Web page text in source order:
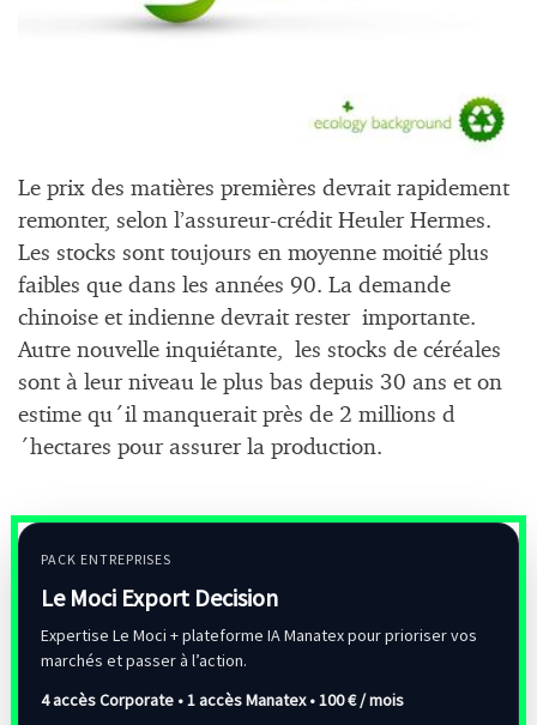
Le prix des matières premières devrait rapidement
remonter, selon l’assureur-crédit Heuler Hermes.
Les stocks sont toujours en moyenne moitié plus
faibles que dans les années 90. La demande
chinoise et indienne devrait rester importante.
Autre nouvelle inquiétante, les stocks de céréales
sont à leur niveau le plus bas depuis 30 ans et on
estime qu´il manquerait près de 2 millions d
´hectares pour assurer la production.
PACK ENTREPRISES
Le Moci Export Decision
Expertise Le Moci + plateforme IA Manatex pour prioriser vos
marchés et passer à l’action.
4 accès Corporate • 1 accès Manatex •100 € / mois